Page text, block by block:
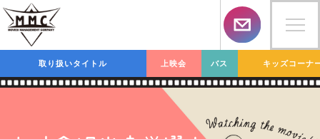
取り扱いタイトル 上映会 バス キッズコーナ